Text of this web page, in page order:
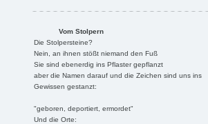
Vom Stolpern
Die Stolpersteine?
Nein, an ihnen stößt niemand den Fuß
Sie sind ebenerdig ins Pflaster gepflanzt
aber die Namen darauf und die Zeichen sind uns ins
Gewissen gestanzt:
"geboren, deportiert, ermordet"
Und die Orte: